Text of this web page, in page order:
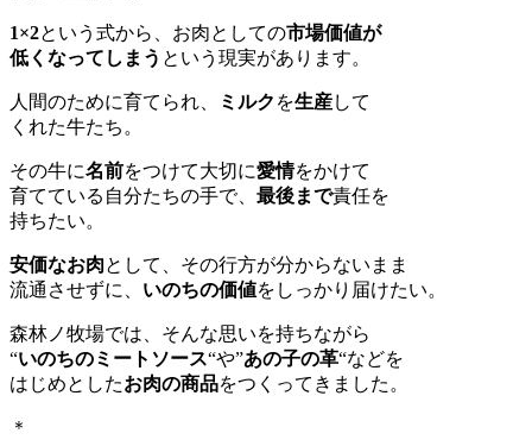
1×2という式から、お肉としての市場価値が
低くなってしまう という現実があります。
人間のために育てられ、 ミルク を生産して
くれた牛たち。
その牛に名前をつけて大切に愛情をかけて
育てている自分たちの手で、 最後まで責任を
持ちたい。
安価なお肉として、その行方が分からないまま
流通させずに、 いのちの価値をしっかり届けたい。
森林ノ牧場では、そんな思いを持ちながら
“いのちのミートソース“や”あの子の革“などを
はじめとしたお肉の商品をつくってきました。
＊